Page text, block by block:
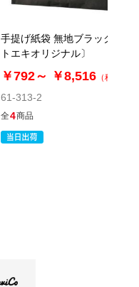
手提げ紙袋 無地ブラック〔ス
トエキオリジナル〕
￥792～ ￥8,516 （税込）
61-313-2
全4商品